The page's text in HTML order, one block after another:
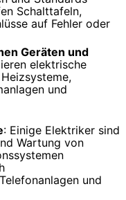
Schalttafeln,
auf Fehler oder
Geräten und
elektrische
und
: Einige Elektriker sind
Wartung von
und